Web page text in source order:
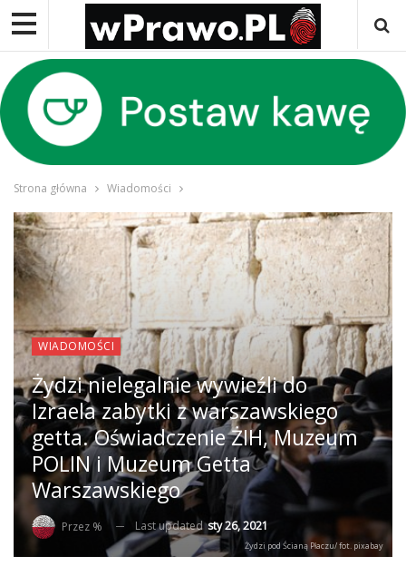
Strona główna Wiadomości
WIADOMOŚCI
Żydzi nielegalnie wywieźli do
Izraela zabytki z warszawskiego
getta. Oświadczenie ŻIH, Muzeum
POLIN i Muzeum Getta
Warszawskiego
Przez % Last updatedsty 26, 2021
Żydzi pod Ścianą Płaczu/ fot. pixabay